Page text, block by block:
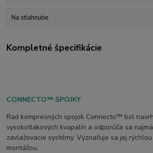
Na stiahnutie
Kompletné špecifikácie
CONNECTO™ SPOJKY
Rad kompresných spojok Connecto™ bol
vysokotlakových kvapalín a odporúča sa
zavlažovacie systémy. Vyznačuje sa jej
montážou.